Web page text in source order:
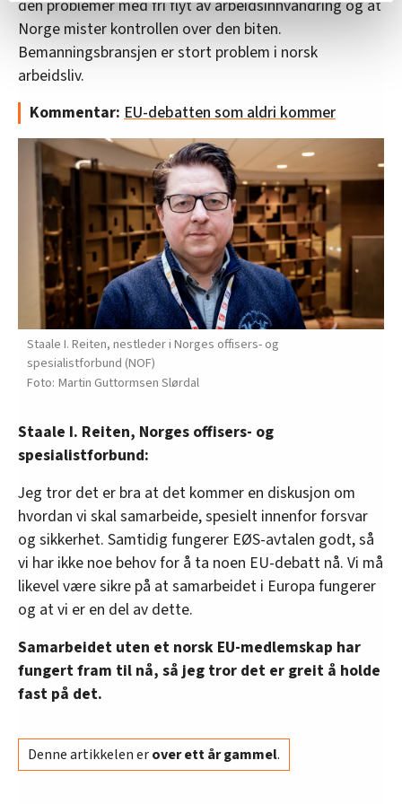
relevant innhold, tilpassede annonser og utarbeide
statistikk.
Vi deler bare informasjon om hvordan du bruker
nettstedet med LO Medias egne samarbeidspartnere
oversikten lengre ned på denne siden.
den problemer med fri flyt av arbeidsinnvandring og at
Norge mister kontrollen over den biten.
Bemanningsbransjen er stort problem i norsk
arbeidsliv.
Kommentar: EU-debatten som aldri kommer
Staale I. Reiten, nestleder i Norges offisers- og
spesialistforbund (NOF)
Martin Guttormsen Slørdal
Staale I. Reiten, Norges offisers- og
spesialistforbund:
Jeg tror det er bra at det kommer en diskusjon om
hvordan vi skal samarbeide, spesielt innenfor forsvar
og sikkerhet. Samtidig fungerer EØS-avtalen godt, så
vi har ikke noe behov for å ta noen EU-debatt nå. Vi må
likevel være sikre på at samarbeidet i Europa fungerer
og at vi er en del av dette.
Samarbeidet uten et norsk EU-medlemskap har
fungert fram til nå, så jeg tror det er greit å holde
fast på det.
Denne artikkelen erover ett år gammel.